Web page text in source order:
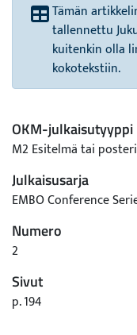
Tämän
tallennettu
kuitenkin olla
kokotekstiin.
OKM-julkaisutyyppi
M2 Esitelmä tai posteri
Julkaisusarja
EMBO Conference
Numero
2
Sivut
p. 194